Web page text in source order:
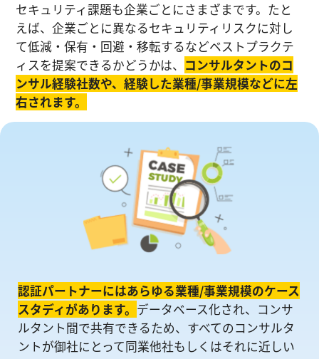
セキュリティ課題も企業ごとにさまざまです。たと
えば、企業ごとに異なるセキュリティリスクに対し
て低減・保有・回避・移転するなどベストプラクテ
ィスを提案できるかどうかは、 コンサルタントのコ
ンサル経験社数や、経験した業種/事業規模などに左
右されます。
認証パートナーにはあらゆる業種/事業規模のケース
スタディがあります。 データベース化され、コンサ
ルタント間で共有できるため、すべてのコンサルタ
ントが御社にとって同業他社もしくはそれに近しい